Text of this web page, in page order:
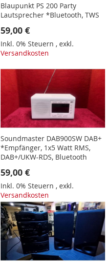
Blaupunkt PS 200 Party
Lautsprecher *Bluetooth, TWS
59,00 €
Inkl. 0% Steuern ,exkl.
Versandkosten
Soundmaster DAB900SW DAB+
*Empfänger, 1x5 Watt RMS,
DAB+/UKW-RDS, Bluetooth
59,00 €
Inkl. 0% Steuern ,exkl.
Versandkosten